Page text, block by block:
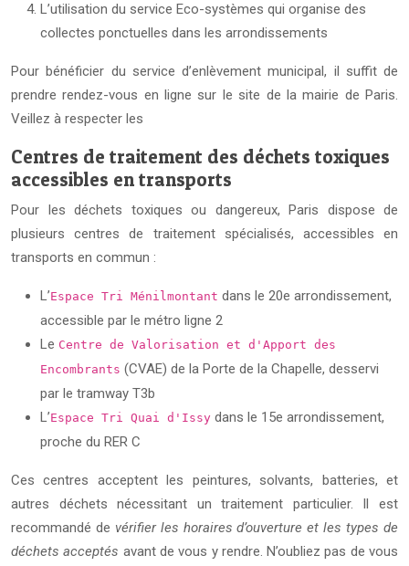
L’utilisation du service Eco-systèmes qui organise des
collectes ponctuelles dans les arrondissements
Pour bénéficier du service d’enlèvement municipal, il suffit de
prendre rendez-vous en ligne sur le site de la mairie de Paris.
Veillez à respecter les
Centres de traitement des déchets toxiques
accessibles en transports
Pour les déchets toxiques ou dangereux, Paris dispose de
plusieurs centres de traitement spécialisés, accessibles en
transports en commun :
L’Espace Tri Ménilmontant dans le 20e arrondissement,
accessible par le métro ligne 2
Le Centre de Valorisation et d'Apport des
Encombrants (CVAE) de la Porte de la Chapelle, desservi
par le tramway T3b
L’Espace Tri Quai d'Issy dans le 15e arrondissement,
proche du RER C
Ces centres acceptent les peintures, solvants, batteries, et
autres déchets nécessitant un traitement particulier. Il est
recommandé de vérifier les horaires d’ouverture et les types de
déchets acceptés avant de vous y rendre. N’oubliez pas de vous